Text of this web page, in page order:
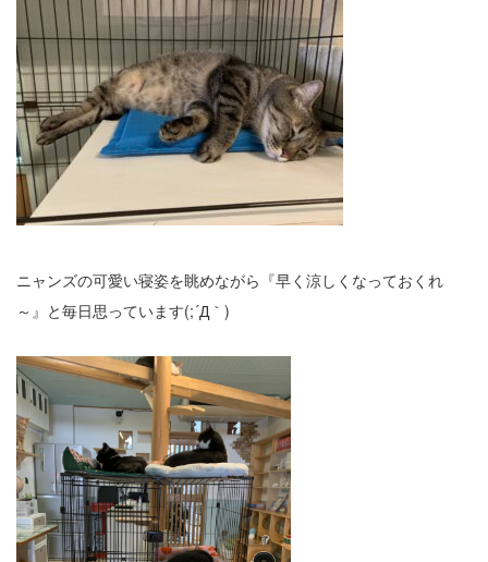
ニャンズの可愛い寝姿を眺めながら『早く涼しくなっておくれ
～』と毎日思っています(;´Д｀)